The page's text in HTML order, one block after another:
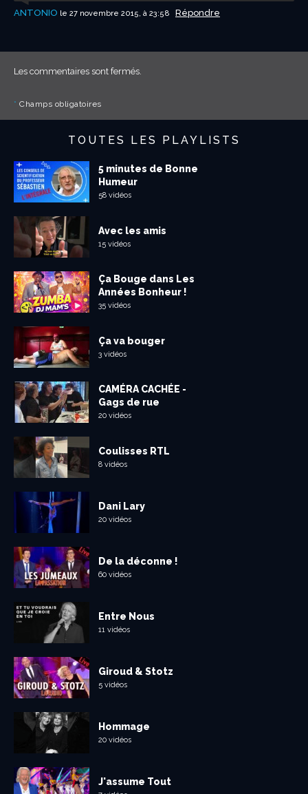
ANTONIO le 27 novembre 2015, à 23:58 Répondre
Les commentaires sont fermés.
* Champs obligatoires
TOUTES LES PLAYLISTS
5 minutes de Bonne
Humeur
58 vidéos
Avec les amis
15 vidéos
Ça Bouge dans Les
Années Bonheur !
35 vidéos
Ça va bouger
3 vidéos
CAMÉRA CACHÉE -
Gags de rue
20 vidéos
Coulisses RTL
8 vidéos
Dani Lary
20 vidéos
De la déconne !
60 vidéos
Entre Nous
11 vidéos
Giroud & Stotz
5 vidéos
Hommage
20 vidéos
J'assume Tout